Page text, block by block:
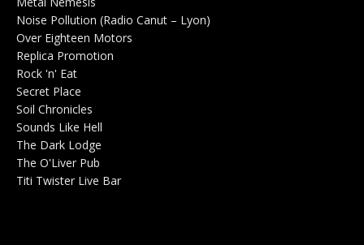
Noise Pollution (Radio Canut – Lyon)
Over Eighteen Motors
Replica Promotion
Rock 'n' Eat
Secret Place
Soil Chronicles
Sounds Like Hell
The Dark Lodge
The O'Liver Pub
Titi Twister Live Bar